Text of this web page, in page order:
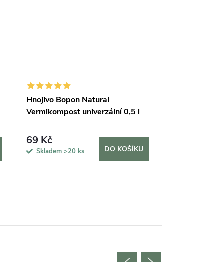
Hnojivo Bopon Natural
Vermikompost univerzální 0,5 l
69 Kč
Skladem >20 ks DO KOŠÍKU